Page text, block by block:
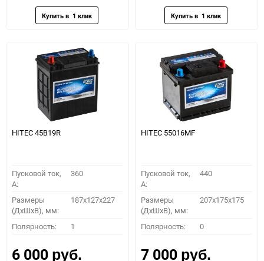
HITEC 45B19R
Пусковой ток,
A:
360
Размеры
(ДхШхВ), мм:
187x127x227
Полярность: 1
6 000 руб.
HITEC 55016MF
Пусковой ток,
A:
440
Размеры
(ДхШхВ), мм:
207x175x175
Полярность: 0
7 000 руб.